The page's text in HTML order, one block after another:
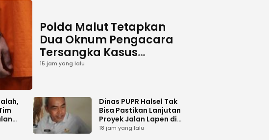
Polda Malut Tetapkan
Dua Oknum Pengacara
Tersangka Kasus
Pemalsuan Dokumen
15 jam yang lalu
Dinas PUPR Halsel Tak
Bisa Pastikan Lanjutan
Proyek Jalan Lapen di
Desa Sambiki
18 jam yang lalu